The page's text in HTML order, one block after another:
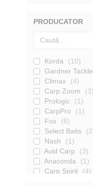
PRODUCATOR
Korda
10
Gardner Tackle
Climax
4
Carp Zoom
3
Prologic
1
CarpPro
1
Fox
6
Select Baits
2
Nash
1
Avid Carp
3
Anaconda
1
Carp Spirit
4